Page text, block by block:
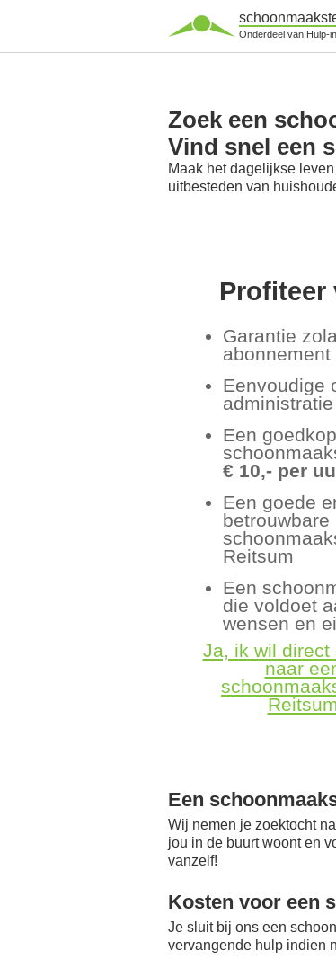
Onderdeel van Hulp-
Zoek een
Vind snel een
Maak het dagelijkse
uitbesteden van
Profiteer
Garantie
abonnement
Eenvoudige
administratie
Een
€ 10,- per
Een goede
betrouwbare
Reitsum
Een
die voldoet
wensen en
Ja, ik wil direct
naar
Reitsum
Een
Wij nemen je zoektocht
jou in de buurt woont en
vanzelf!
Kosten voor een
Je sluit bij ons een
vervangende hulp indien